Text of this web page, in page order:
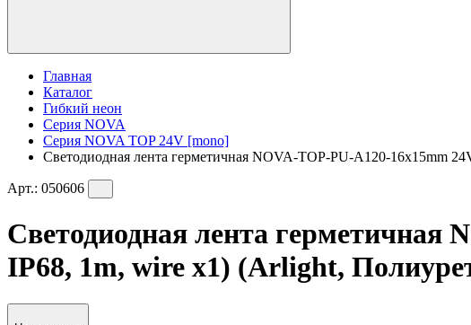
Главная
Каталог
Гибкий неон
Серия NOVA
Серия NOVA TOP 24V [mono]
Светодиодная лента герметичная NOVA-TOP-PU-A120-16x15mm
Арт.: 050606
Светодиодная лента герметичная
IP68, 1m, wire x1) (Arlight,